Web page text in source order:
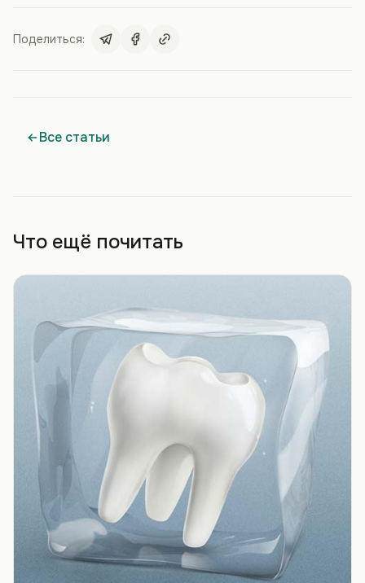
Поделиться:
Все статьи
Что ещё почитать